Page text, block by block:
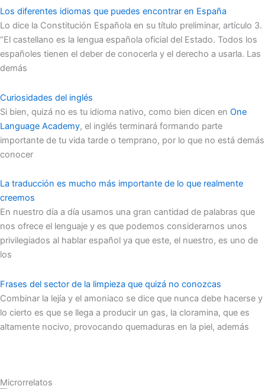
Los diferentes idiomas que puedes encontrar en España
Lo dice la Constitución Española en su título preliminar, artículo 3.
“El castellano es la lengua española oficial del Estado. Todos los
españoles tienen el deber de conocerla y el derecho a usarla. Las
demás
Curiosidades del inglés
Si bien, quizá no es tu idioma nativo, como bien dicen en One
Language Academy, el inglés terminará formando parte
importante de tu vida tarde o temprano, por lo que no está demás
conocer
La traducción es mucho más importante de lo que realmente
creemos
En nuestro día a día usamos una gran cantidad de palabras que
nos ofrece el lenguaje y es que podemos considerarnos unos
privilegiados al hablar español ya que este, el nuestro, es uno de
los
Frases del sector de la limpieza que quizá no conozcas
Combinar la lejía y el amoniaco se dice que nunca debe hacerse y
lo cierto es que se llega a producir un gas, la cloramina, que es
altamente nocivo, provocando quemaduras en la piel, además
Microrrelatos